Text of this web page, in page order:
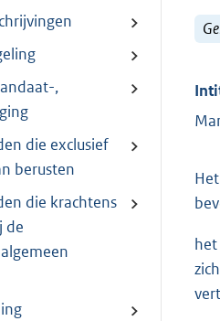
,
die exclusief
berusten
die krachtens
de